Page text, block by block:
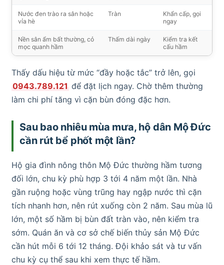
Nước đen trào ra sân hoặc
vỉa hè
Tràn
Khẩn cấp, gọi
ngay
Nền sân ẩm bất thường, cỏ
mọc quanh hầm
Thấm dài ngày
Kiểm tra kết
cấu hầm
Thấy dấu hiệu từ mức “đầy hoặc tắc” trở lên, gọi
0943.789.121 để đặt lịch ngay. Chờ thêm thường
làm chi phí tăng vì cặn bùn đóng đặc hơn.
Sau bao nhiêu mùa mưa, hộ dân Mộ Đức
cần rút bể phốt một lần?
Hộ gia đình nông thôn Mộ Đức thường hầm tương
đối lớn, chu kỳ phù hợp 3 tới 4 năm một lần. Nhà
gần ruộng hoặc vùng trũng hay ngập nước thì cặn
tích nhanh hơn, nên rút xuống còn 2 năm. Sau mùa lũ
lớn, một số hầm bị bùn đất tràn vào, nên kiểm tra
sớm. Quán ăn và cơ sở chế biến thủy sản Mộ Đức
cần hút mỗi 6 tới 12 tháng. Đội khảo sát và tư vấn
chu kỳ cụ thể sau khi xem thực tế hầm.